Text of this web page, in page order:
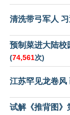
清洗带弓军人
预制菜进大陆校
(74,561次)
江苏罕见龙卷风
试解《推背图》